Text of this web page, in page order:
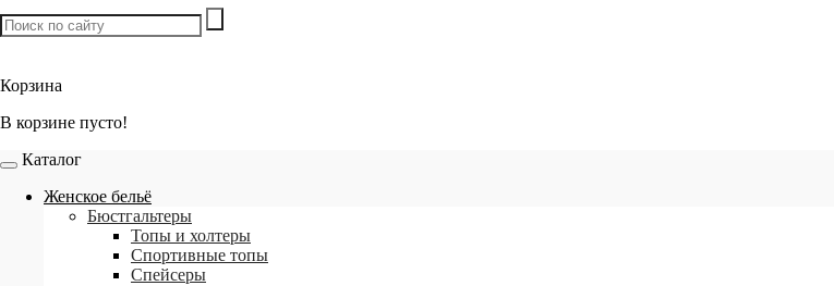
Корзина
В корзине пусто!
Каталог
Женское бельё
Бюстгальтеры
Топы и холтеры
Спортивные топы
Спейсеры